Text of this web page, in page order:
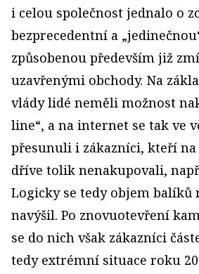
i celou společnost jednalo o
bezprecedentní a
způsobenou především již
uzavřenými obchody. Na
vlády lidé neměli možnost
line“, a na internet se tak ve
přesunuli i zákazníci, kteří na
dříve tolik nenakupovali,
Logicky se tedy objem balíků
navýšil. Po znovuotevření
se do nich však zákazníci
tedy extrémní situace roku